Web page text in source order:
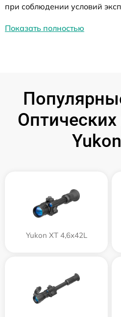
при соблюдении условий
Показать полностью
Yukon XT 4,6x42L